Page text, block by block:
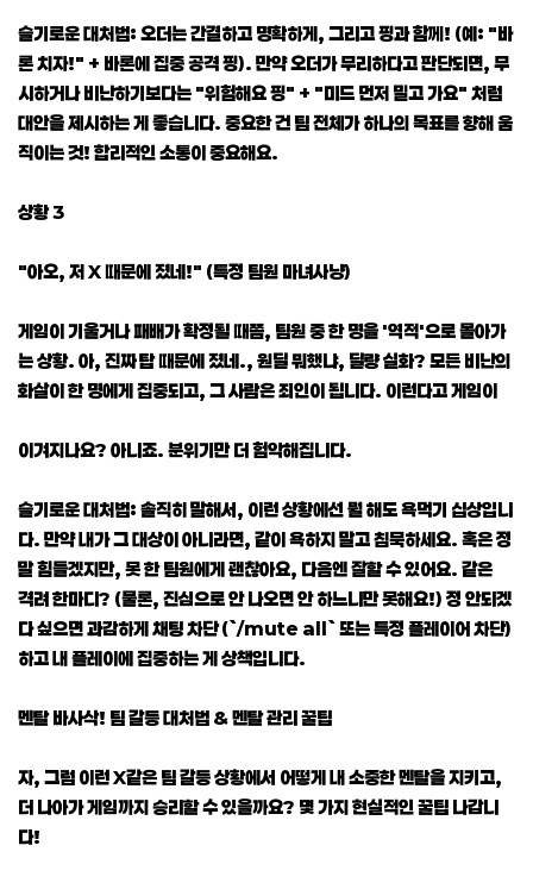
슬기로운 대처법: 오더는 간결하고 명확하게, 그리고 핑과 함께! (예: "바
론 치자!" + 바론에 집중 공격 핑). 만약 오더가 무리하다고 판단되면, 무
시하거나 비난하기보다는 "위험해요 핑" + "미드 먼저 밀고 가요" 처럼
대안을 제시하는 게 좋습니다. 중요한 건 팀 전체가 하나의 목표를 향해 움
직이는 것! 합리적인 소통이 중요해요.
상황 3
"아오, 저 X 때문에 졌네!" (특정 팀원 마녀사냥)
게임이 기울거나 패배가 확정될 때쯤, 팀원 중 한 명을 '역적'으로 몰아가
는 상황. 아, 진짜 탑 때문에 졌네., 원딜 뭐했냐, 딜량 실화? 모든 비난의
화살이 한 명에게 집중되고, 그 사람은 죄인이 됩니다. 이런다고 게임이
이겨지나요? 아니죠. 분위기만 더 험악해집니다.
슬기로운 대처법: 솔직히 말해서, 이런 상황에선 뭘 해도 욕먹기 십상입니
다. 만약 내가 그 대상이 아니라면, 같이 욕하지 말고 침묵하세요. 혹은 정
말 힘들겠지만, 못 한 팀원에게 괜찮아요, 다음엔 잘할 수 있어요. 같은
격려 한마디? (물론, 진심으로 안 나오면 안 하느니만 못해요!) 정 안되겠
다 싶으면 과감하게 채팅 차단 (`/mute all` 또는 특정 플레이어 차단)
하고 내 플레이에 집중하는 게 상책입니다.
멘탈 바사삭! 팀 갈등 대처법 & 멘탈 관리 꿀팁
자, 그럼 이런 X같은 팀 갈등 상황에서 어떻게 내 소중한 멘탈을 지키고,
더 나아가 게임까지 승리할 수 있을까요? 몇 가지 현실적인 꿀팁 나갑니
다!